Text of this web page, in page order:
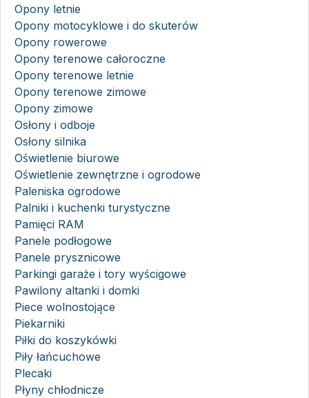
Opony letnie
Opony motocyklowe i do skuterów
Opony rowerowe
Opony terenowe całoroczne
Opony terenowe letnie
Opony terenowe zimowe
Opony zimowe
Osłony i odboje
Osłony silnika
Oświetlenie biurowe
Oświetlenie zewnętrzne i ogrodowe
Paleniska ogrodowe
Palniki i kuchenki turystyczne
Pamięci RAM
Panele podłogowe
Panele prysznicowe
Parkingi garaże i tory wyścigowe
Pawilony altanki i domki
Piece wolnostojące
Piekarniki
Piłki do koszykówki
Piły łańcuchowe
Plecaki
Płyny chłodnicze